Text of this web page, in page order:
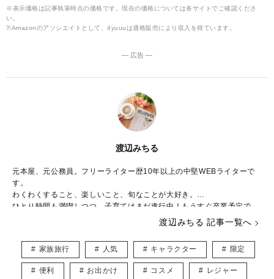
※表示価格は記事執筆時点の価格です。現在の価格については各サイトでご確認くださ
い。
※Amazonのアソシエイトとして、4yuuuは適格販売により収入を得ています。
― 広告 ―
渡辺みちる
元本屋、元公務員。フリーライター歴10年以上の中堅WEBライターで
す。
わくわくすること、楽しいこと、旬なことが大好き。
ひとり時間も満喫しつつ、子育てはまだ進行中！もうすぐ卒業予定で
お届けしていきます。
渡辺みちる 記事一覧へ
家族旅行 人気 キャラクター 限定
便利 お出かけ コスメ レジャー